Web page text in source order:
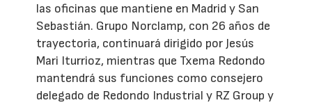
las oficinas que mantiene en Madrid y San
Sebastián. Grupo Norclamp, con 26 años de
trayectoria, continuará dirigido por Jesús
Mari Iturrioz, mientras que Txema Redondo
mantendrá sus funciones como consejero
delegado de Redondo Industrial y RZ Group y